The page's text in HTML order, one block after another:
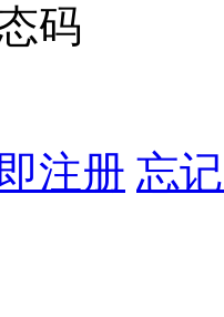
码
注册 忘